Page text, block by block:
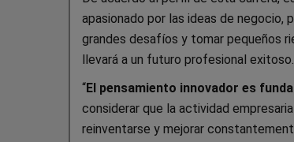
apasionado por las ideas de
grandes desafíos y tomar pequeños
llevará a un futuro profesional exitoso.
“El pensamiento innovador es
considerar que la actividad
reinventarse y mejorar